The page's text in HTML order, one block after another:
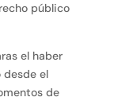
público
el haber
desde el
de